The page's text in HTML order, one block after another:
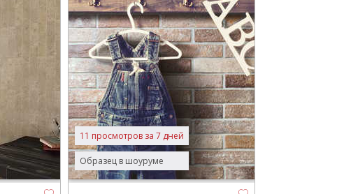
Образец в шоуруме
11 просмотров за 7 дней